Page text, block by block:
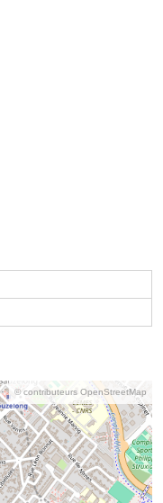
© contributeurs OpenStreetMap